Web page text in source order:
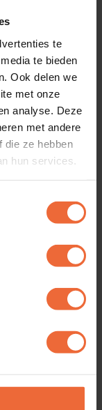
te
te bieden
Ook delen we
met onze
analyse. Deze
met andere
die ze hebben
hun services.
nooit
corrigeren
makkelijk.
juiste
Heeft je gast
voegt ze snel
geworden
een